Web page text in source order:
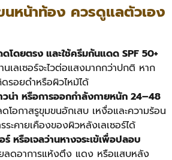
นหน้าท้อง ควรดูแลตัวเอง
โดยตรง และใช้ครีมกันแดด SPF 50+
นเลเซอร์จะไวต่อแสงมากกว่าปกติ หาก
รอยดำหรือผิวไหม้ได้
น่า หรือการออกกำลังกายหนัก 24–48
โอกาสรูขุมขนอักเสบ เหงื่อและความร้อน
ระคายเคืองของผิวหลังเลเซอร์ได้
ร์ หรือเจลว่านหางจระเข้เพื่อปลอบ
ลดอาการแห้งตึง แดง หรือแสบหลัง